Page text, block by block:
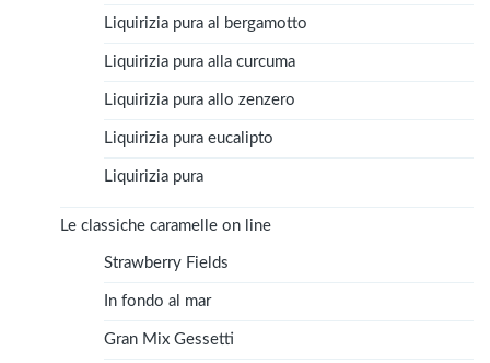
Liquirizia pura al bergamotto
Liquirizia pura alla curcuma
Liquirizia pura allo zenzero
Liquirizia pura eucalipto
Liquirizia pura
Le classiche caramelle on line
Strawberry Fields
In fondo al mar
Gran Mix Gessetti